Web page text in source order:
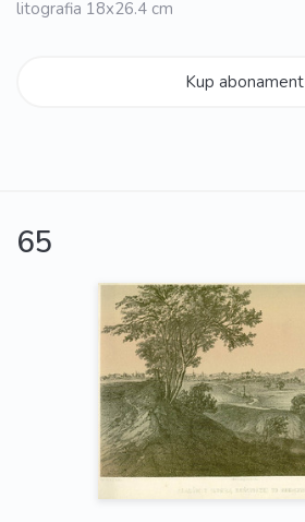
litografia 18x26.4 cm
Kup abonament
65